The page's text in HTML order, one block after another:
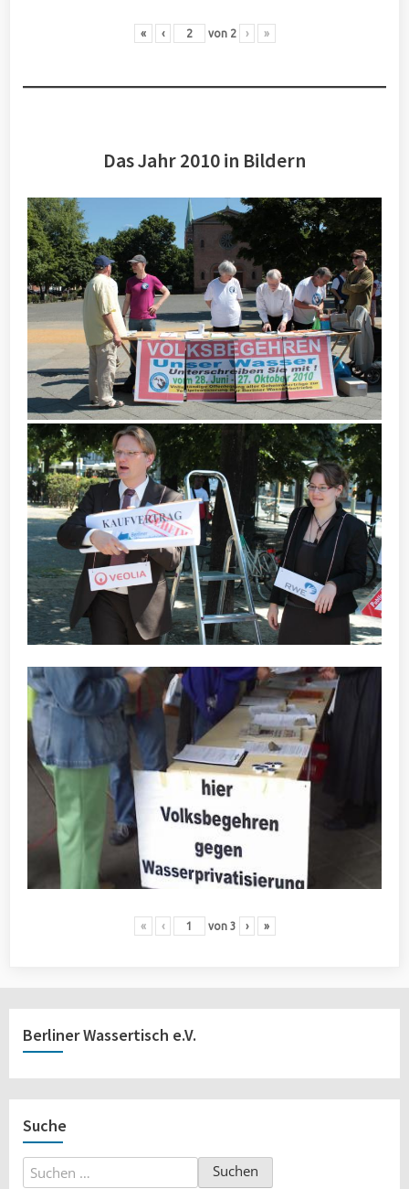
« ‹ von 2 › »
Das Jahr 2010 in Bildern
« ‹ von 3 › »
Berliner Wassertisch e.V.
Suche
Suchen